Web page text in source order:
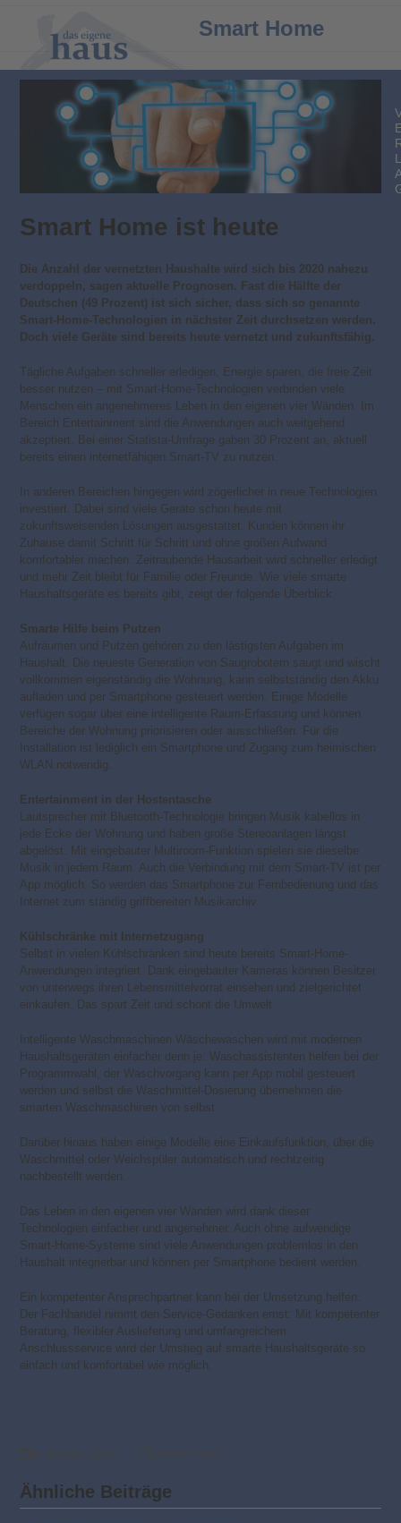
mobile
menu
mobile
menu
Smart Home
Smart Home ist heute
Die Anzahl der vernetzten Haushalte wird sich bis 2020 nahezu
verdoppeln, sagen aktuelle Prognosen. Fast die Hälfte der
Deutschen (49 Prozent) ist sich sicher, dass sich so genannte
Smart-Home-Technologien in nächster Zeit durchsetzen werden.
Doch viele Geräte sind bereits heute vernetzt und zukunftsfähig.
Tägliche Aufgaben schneller erledigen, Energie sparen, die freie Zeit
besser nutzen – mit Smart-Home-Technologien verbinden viele
Menschen ein angenehmeres Leben in den eigenen vier Wänden. Im
Bereich Entertainment sind die Anwendungen auch weitgehend
akzeptiert. Bei einer Statista-Umfrage gaben 30 Prozent an, aktuell
bereits einen internetfähigen Smart-TV zu nutzen.
In anderen Bereichen hingegen wird zögerlicher in neue Technologien
investiert. Dabei sind viele Geräte schon heute mit
zukunftsweisenden Lösungen ausgestattet. Kunden können ihr
Zuhause damit Schritt für Schritt und ohne großen Aufwand
komfortabler machen. Zeitraubende Hausarbeit wird schneller erledigt
und mehr Zeit bleibt für Familie oder Freunde. Wie viele smarte
Haushaltsgeräte es bereits gibt, zeigt der folgende Überblick.
Smarte Hilfe beim Putzen
Aufräumen und Putzen gehören zu den lästigsten Aufgaben im
Haushalt. Die neueste Generation von Saugrobotern saugt und wischt
vollkommen eigenständig die Wohnung, kann selbstständig den Akku
aufladen und per Smartphone gesteuert werden. Einige Modelle
verfügen sogar über eine intelligente Raum-Erfassung und können
Bereiche der Wohnung priorisieren oder ausschließen. Für die
Installation ist lediglich ein Smartphone und Zugang zum heimischen
WLAN notwendig.
Entertainment in der Hostentasche
Lautsprecher mit Bluetooth-Technologie bringen Musik kabellos in
jede Ecke der Wohnung und haben große Stereoanlagen längst
abgelöst. Mit eingebauter Multiroom-Funktion spielen sie dieselbe
Musik in jedem Raum. Auch die Verbindung mit dem Smart-TV ist per
App möglich. So werden das Smartphone zur Fernbedienung und das
Internet zum ständig griffbereiten Musikarchiv.
Kühlschränke mit Internetzugang
Selbst in vielen Kühlschränken sind heute bereits Smart-Home-
Anwendungen integriert. Dank eingebauter Kameras können Besitzer
von unterwegs ihren Lebensmittelvorrat einsehen und zielgerichtet
einkaufen. Das spart Zeit und schont die Umwelt.
Intelligente Waschmaschinen Wäschewaschen wird mit modernen
Haushaltsgeräten einfacher denn je: Waschassistenten helfen bei der
Programmwahl, der Waschvorgang kann per App mobil gesteuert
werden und selbst die Waschmittel-Dosierung übernehmen die
smarten Waschmaschinen von selbst.
Darüber hinaus haben einige Modelle eine Einkaufsfunktion, über die
Waschmittel oder Weichspüler automatisch und rechtzeitig
nachbestellt werden.
Das Leben in den eigenen vier Wänden wird dank dieser
Technologien einfacher und angenehmer. Auch ohne aufwendige
Smart-Home-Systeme sind viele Anwendungen problemlos in den
Haushalt integrierbar und können per Smartphone bedient werden.
Ein kompetenter Ansprechpartner kann bei der Umsetzung helfen.
Der Fachhandel nimmt den Service-Gedanken ernst: Mit kompetenter
Beratung, flexibler Auslieferung und umfangreichem
Anschlussservice wird der Umstieg auf smarte Haushaltsgeräte so
einfach und komfortabel wie möglich.
Ähnliche Beiträge
L